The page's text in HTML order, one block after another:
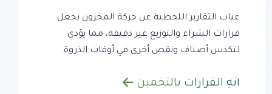
غياب التقارير اللحظية عن حركة المخزون يجعل
قرارات الشراء والتوزيع غير دقيقة، مما يؤدي
لتكدس أصناف ونقص أخرى في أوقات الذروة.
أنهِ القرارات بالتخمين